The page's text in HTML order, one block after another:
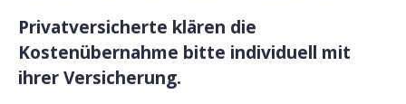
Privatversicherte klären die
Kostenübernahme bitte individuell mit
ihrer Versicherung.